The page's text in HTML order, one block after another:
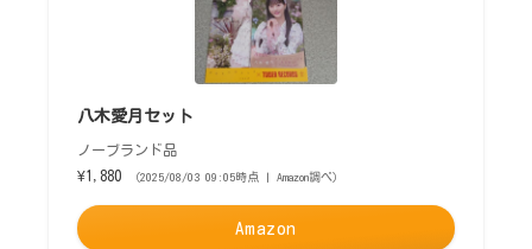
八木愛月セット
ノーブランド品
¥1,880
（2025/08/03 09:05時点 | Amazon調べ）
Amazon